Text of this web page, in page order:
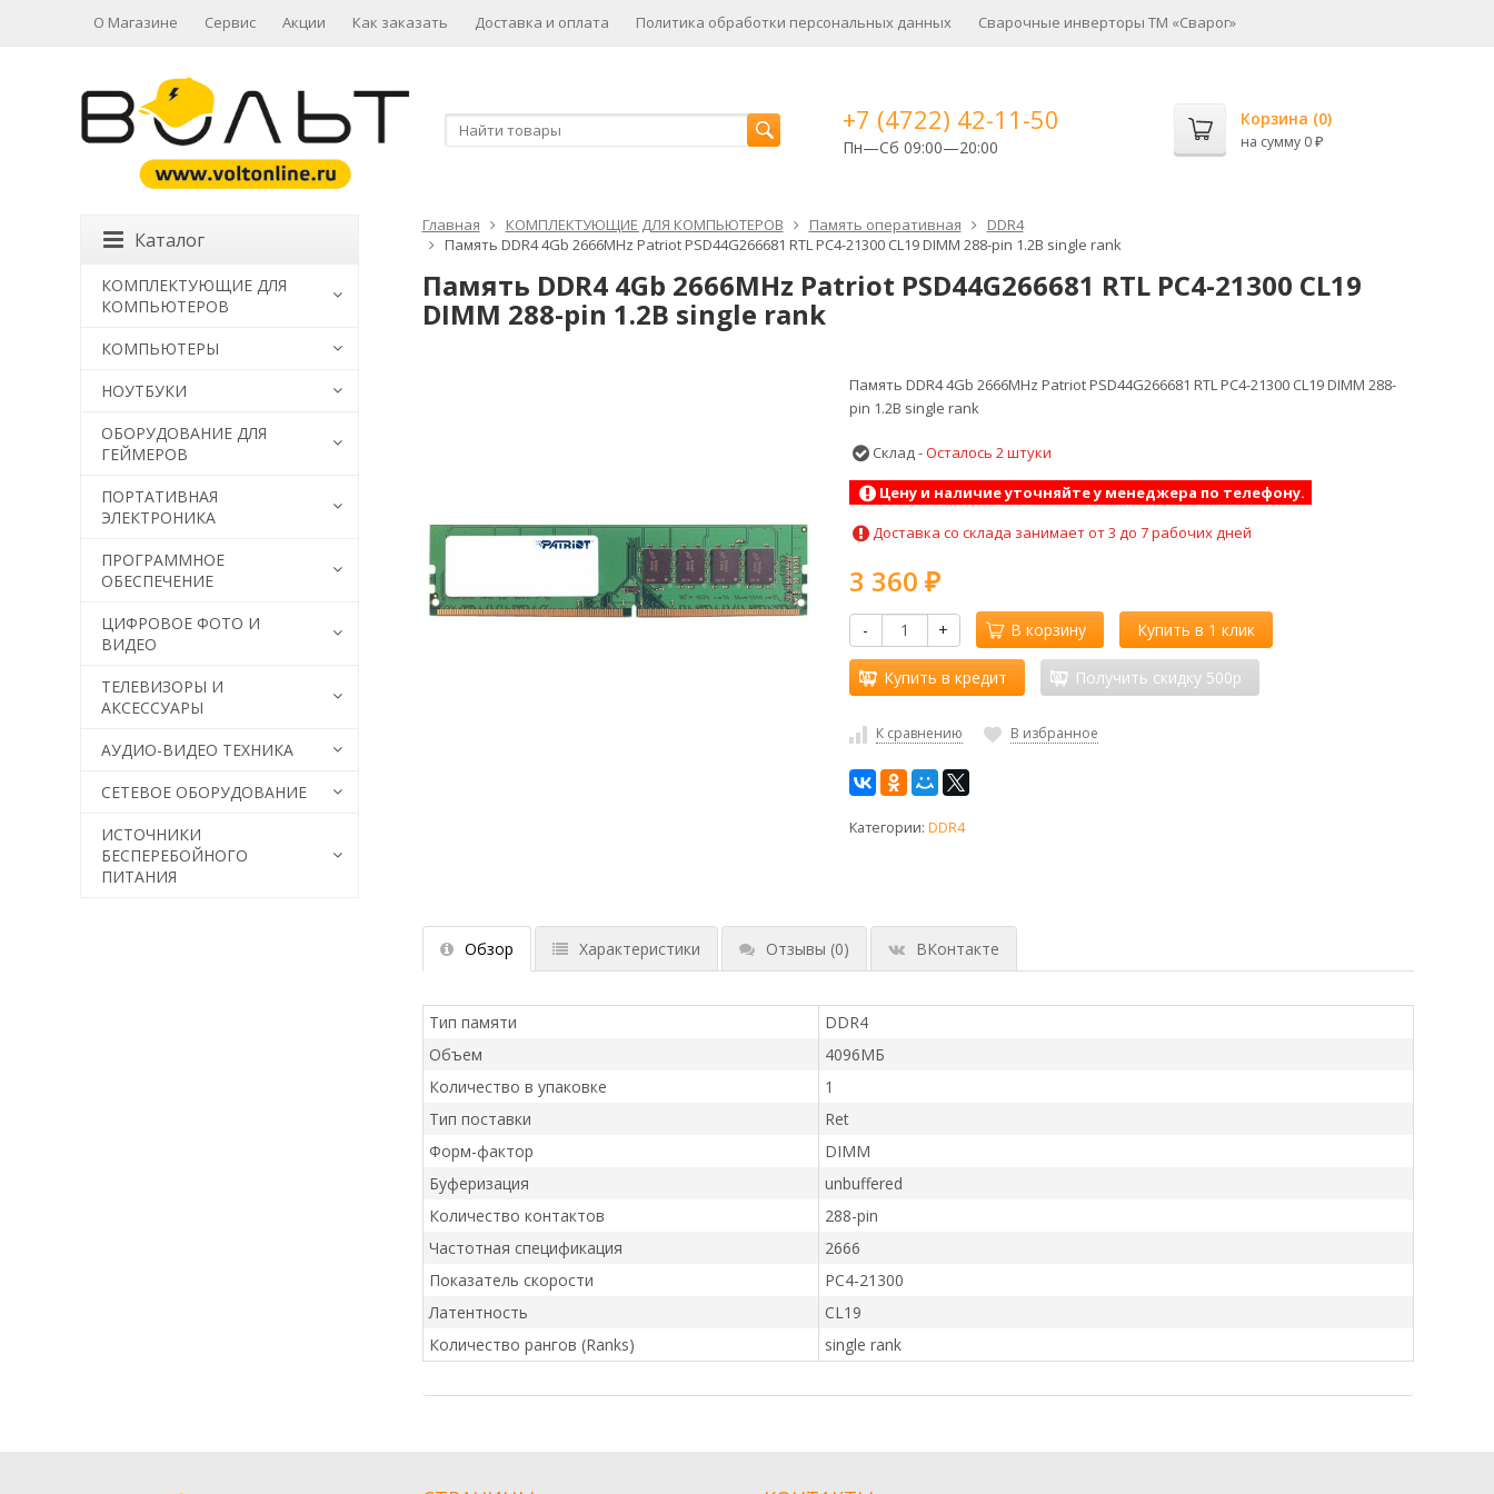
О Магазине Сервис Акции Как заказать Доставка и оплата Политика обработки персональных данных Сварочные инверторы ТМ «Сварог»
+7 (4722) 42-11-50
Пн—Сб 09:00—20:00
Корзина (0)
на сумму 0 ₽
Главная КОМПЛЕКТУЮЩИЕ ДЛЯ КОМПЬЮТЕРОВ Память оперативная
DDR4
Память DDR4 4Gb 2666MHz Patriot PSD44G266681 RTL PC4-21300 CL19 DIMM 288-pin 1.2В single rank
Память DDR4 4Gb 2666MHz Patriot PSD44G266681 RTL PC4-21300 CL19
DIMM 288-pin 1.2В single rank
Память DDR4 4Gb 2666MHz Patriot PSD44G266681 RTL PC4-21300 CL19 DIMM 288-
pin 1.2В single rank
Склад -Осталось 2 штуки
Цену и наличие уточняйте у менеджера по телефону.
Доставка со склада занимает от 3 до 7 рабочих дней
3 360 ₽
- + В корзину Купить в 1 клик
Купить в кредит Получить скидку 500р
К сравнению В избранное
Категории: DDR4
Обзор Характеристики Отзывы (0) ВКонтакте
Тип памяти
DDR4
Объем
4096МБ
Количество в упаковке
1
Тип поставки
Ret
Форм-фактор
DIMM
Буферизация
unbuffered
Количество контактов
288-pin
Частотная спецификация
2666
Показатель скорости
PC4-21300
Латентность
CL19
Количество рангов (Ranks)
single rank
Каталог
КОМПЛЕКТУЮЩИЕ ДЛЯ
КОМПЬЮТЕРОВ
КОМПЬЮТЕРЫ
НОУТБУКИ
ОБОРУДОВАНИЕ ДЛЯ
ГЕЙМЕРОВ
ПОРТАТИВНАЯ
ЭЛЕКТРОНИКА
ПРОГРАММНОЕ
ОБЕСПЕЧЕНИЕ
ЦИФРОВОЕ ФОТО И
ВИДЕО
ТЕЛЕВИЗОРЫ И
АКСЕССУАРЫ
АУДИО-ВИДЕО ТЕХНИКА
СЕТЕВОЕ ОБОРУДОВАНИЕ
ИСТОЧНИКИ
БЕСПЕРЕБОЙНОГО
ПИТАНИЯ